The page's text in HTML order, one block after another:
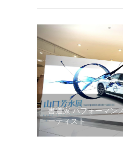
書道家 パフォーマン
ーティスト